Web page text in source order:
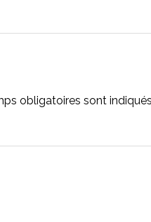
obligatoires sont